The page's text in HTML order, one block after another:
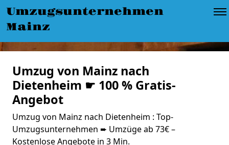
Umzugsunternehmen
Mainz
Umzug von Mainz nach
Dietenheim ☛ 100 % Gratis-
Angebot
Umzug von Mainz nach Dietenheim : Top-
Umzugsunternehmen ➨ Umzüge ab 73€ –
Kostenlose Angebote in 3 Min.